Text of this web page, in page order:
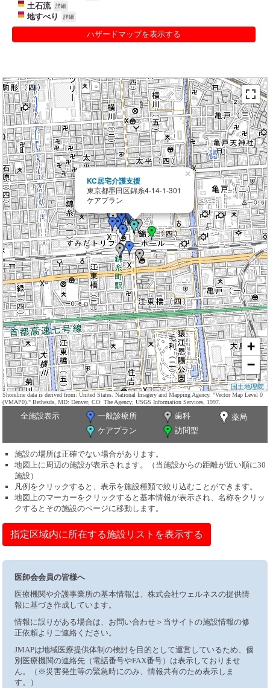
土石流 詳細
地すべり 詳細
ハザードマップを表示する
KC居宅介護支援
東京都墨田区錦糸4-14-1-301
ケアプラン
×
+
−
国土地理院
Shoreline data is derived from: United States. National Imagery and Mapping Agency. "Vector Map Level 0
(VMAP0)." Bethesda, MD: Denver, CO: The Agency; USGS Information Services, 1997.
全施設表示 一般診療所 歯科
薬局
ケアプラン
訪問型
施設の場所は正確でない場合があります。
地図上に周辺の施設が表示されます。（当施設からの距離が近い順に30
施設）
凡例をクリックすると、表示を施設種類で絞り込むことができます。
地図上のマーカーをクリックすると基本情報が表示され、名称をクリッ
クするとその施設のページに移動します。
指定区域内に所在する施設リストを表示する
医師会会員の皆様へ
医療機関や介護事業所の基本情報は、株式会社ウェルネスの提供情
報に基づき作成しています。
情報に誤りがある場合は、お問い合わせ＞当サイトの施設情報の修
正依頼よりご連絡ください。
JMAPは地域医療提供体制の検討を目的として運営しているため、個
別医療機関の連絡先（電話番号やFAX番号）は表示しておりませ
ん。（※災害発生等の緊急時にのみ、情報共有のため表示しま
す。）